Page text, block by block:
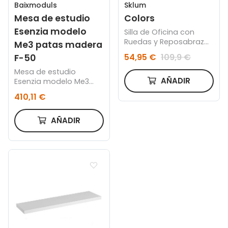
Baixmoduls
Mesa de estudio
Esenzia modelo
Me3 patas madera
F-50
Mesa de estudio
Esenzia modelo Me3
410,11 €
AÑADIR
Sklum
Colors
Silla de Oficina con
Ruedas y Reposabrazos
54,95 € 109,9 €
AÑADIR